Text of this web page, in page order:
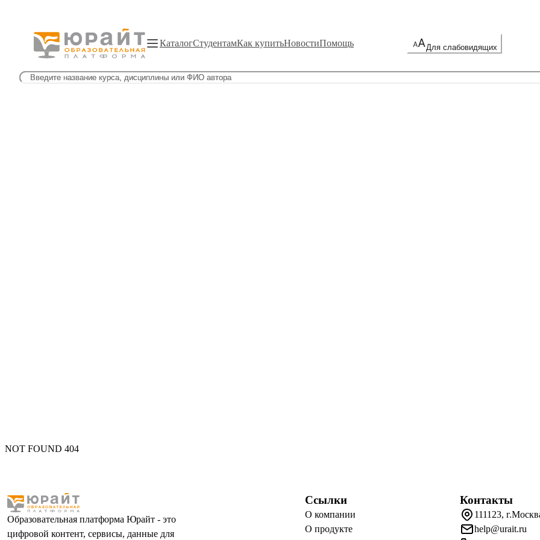
КаталогСтудентамКак купитьНовостиПомощь Для слабовидящих
NOT FOUND 404
Образовательная платформа Юрайт - это
цифровой контент, сервисы, данные для
Ссылки
О компании
О продукте
Контакты
111123,
help@urait.ru